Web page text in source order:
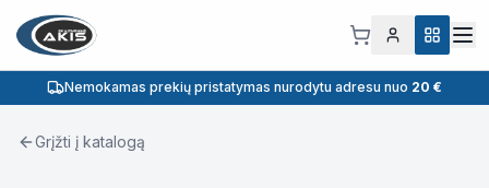
Nemokamas prekių pristatymas nurodytu adresu nuo 20 €
Grįžti į katalogą